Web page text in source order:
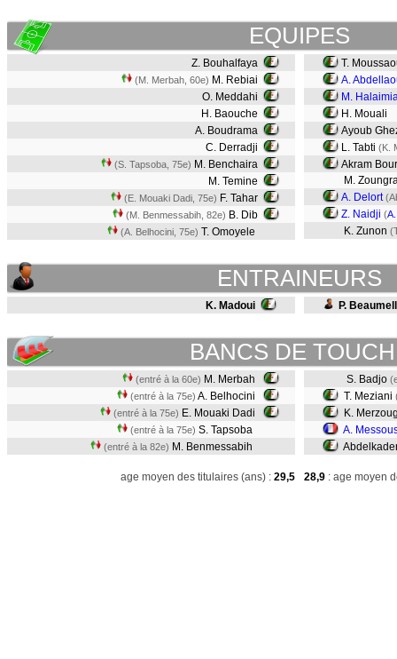
EQUIPES
Z. Bouhalfaya
(M. Merbah, 60e) M. Rebiai
O. Meddahi
H. Baouche
A. Boudrama
C. Derradji
(S. Tapsoba, 75e) M. Benchaira
M. Temine
(E. Mouaki Dadi, 75e) F. Tahar
(M. Benmessabih, 82e) B. Dib
(A. Belhocini, 75e) T. Omoyele
T.
A.
M.
H. Mouali
Ayoub
L. Tabti (K.
Akram
M.
A. Delort
Z. Naidji (
K. Zunon
ENTRAINEURS
K. Madoui P.
BANCS DE
(entré à la 60e) M. Merbah
(entré à la 75e) A. Belhocini
(entré à la 75e) E. Mouaki Dadi
(entré à la 75e) S. Tapsoba
(entré à la 82e) M. Benmessabih
S. Badjo
T. Meziani
K.
A.
age moyen des titulaires (ans) : 29,5 28,9 : age moyen